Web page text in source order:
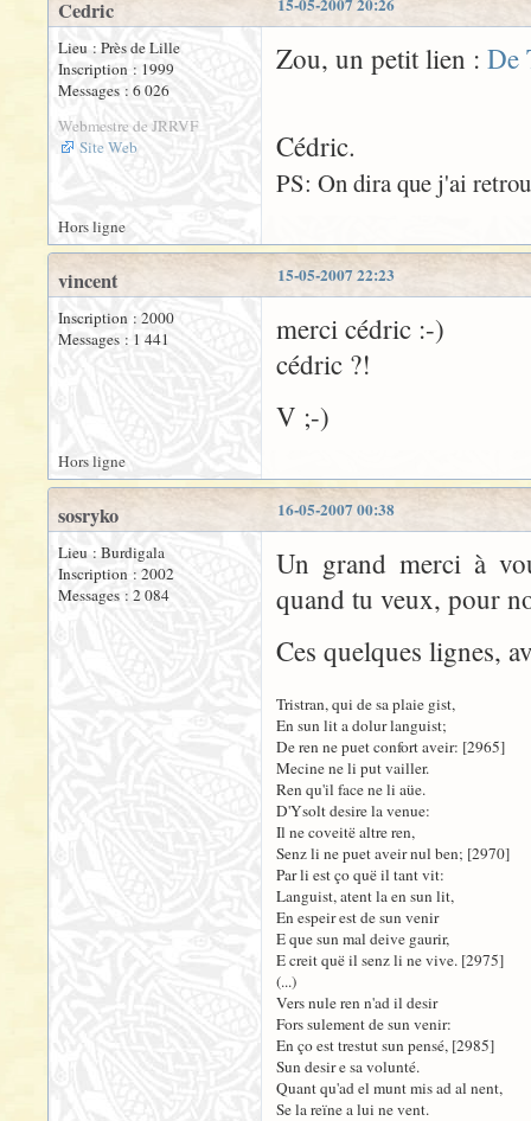
15-05-2007 20:26
Cedric
Lieu : Près de Lille
Inscription : 1999
Messages : 6 026
Webmestre de JRRVF
Site Web
Zou, un petit lien : De
Cédric.
PS: On dira que j'ai
Hors ligne
15-05-2007 22:23
vincent
Inscription : 2000
Messages : 1 441
merci cédric :-)
cédric ?!
V ;-)
Hors ligne
16-05-2007 00:38
sosryko
Lieu : Burdigala
Inscription : 2002
Messages : 2 084
Un grand merci à
quand tu veux, pour
Ces quelques lignes,
Tristran, qui de sa plaie gist,
En sun lit a dolur languist;
De ren ne puet confort aveir: [2965]
Mecine ne li put vailler.
Ren qu'il face ne li aüe.
D'Ysolt desire la venue:
Il ne coveitë altre ren,
Senz li ne puet aveir nul ben; [2970]
Par li est ço quë il tant vit:
Languist, atent la en sun lit,
En espeir est de sun venir
E que sun mal deive gaurir,
E creit quë il senz li ne vive. [2975]
(...)
Vers nule ren n'ad il desir
Fors sulement de sun venir:
En ço est trestut sun pensé, [2985]
Sun desir e sa volunté.
Quant qu'ad el munt mis ad al nent,
Se la reïne a lui ne vent.